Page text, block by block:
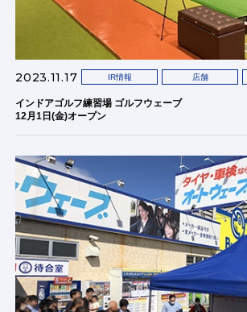
2023.11.17 IR情報 店舗
インドアゴルフ練習場 ゴルフウェーブ
12月1日(金)オープン